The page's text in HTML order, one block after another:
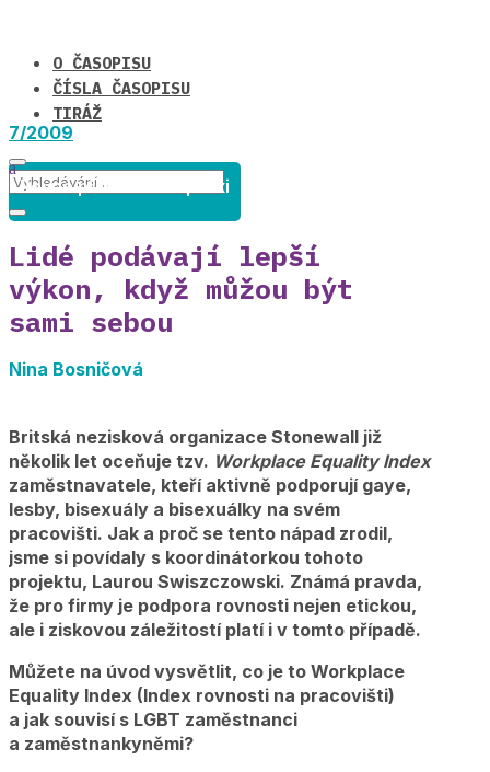
O ČASOPISU
ČÍSLA ČASOPISU
TIRÁŽ
7/2009
Rovné příležitosti v praxi
Lidé podávají lepší
výkon, když můžou být
sami sebou
Nina Bosničová
Britská nezisková organizace Stonewall již
několik let oceňuje tzv. Workplace Equality Index
zaměstnavatele, kteří aktivně podporují gaye,
lesby, bisexuály a bisexuálky na svém
pracovišti. Jak a proč se tento nápad zrodil,
jsme si povídaly s koordinátorkou tohoto
projektu, Laurou Swiszczowski. Známá pravda,
že pro firmy je podpora rovnosti nejen etickou,
ale i ziskovou záležitostí platí i v tomto případě.
Můžete na úvod vysvětlit, co je to Workplace
Equality Index (Index rovnosti na pracovišti)
a jak souvisí s LGBT zaměstnanci
a zaměstnankyněmi?